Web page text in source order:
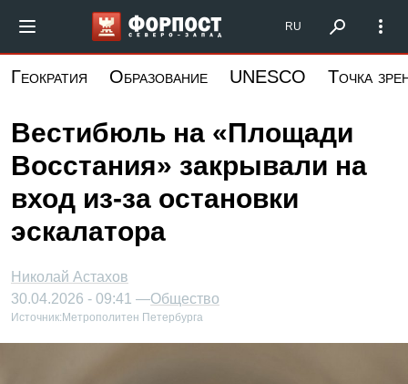
основному
Форпост Северо-Запад
RU
Геократия Образование UNESCO Точка
Вестибюль на «Площади
Восстания» закрывали на
вход из-за остановки
эскалатора
Николай Астахов
30.04.2026 - 09:41 —Общество
Источник: Метрополитен Петербурга